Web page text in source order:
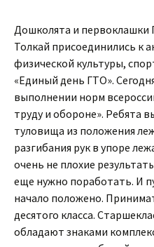
Дошколята и
Толкай присоединились к
физической культуры,
«Единый день ГТО».
выполнении норм
труду и обороне». Ребята
туловища из положения
разгибания рук в упоре
очень не плохие
еще нужно поработать. И
начало положено.
десятого класса.
обладают знаками